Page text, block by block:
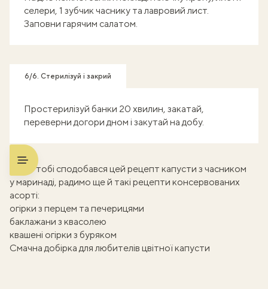
селери, 1 зубчик часнику та лавровий лист.
Заповни гарячим салатом.
6/6. Стерилізуй і закрий
Простерилізуй банки 20 хвилин, закатай,
переверни догори дном і закутай на добу.
Якщо тобі сподобався цей рецепт капусти з часником
у маринаді, радимо ще й такі рецепти консервованих
асорті:
огірки з перцем та печерицями
баклажани з квасолею
квашені огірки з буряком
Смачна добірка для любителів цвітної капусти